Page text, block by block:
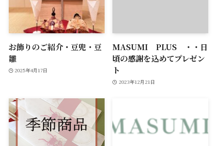
お飾りのご紹介・豆兜・豆
雛
2025年4月17日
MASUMI PLUS ・・日
頃の感謝を込めてプレゼン
ト
2023年12月21日